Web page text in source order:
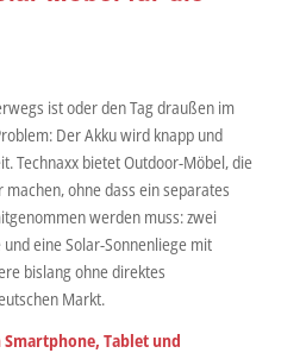
ist oder den Tag draußen im
Der Akku wird knapp und
Technaxx bietet Outdoor-Möbel, die
ohne dass ein separates
werden muss: zwei
eine Solar-Sonnenliege mit
bislang ohne direktes
Markt.
Tablet und